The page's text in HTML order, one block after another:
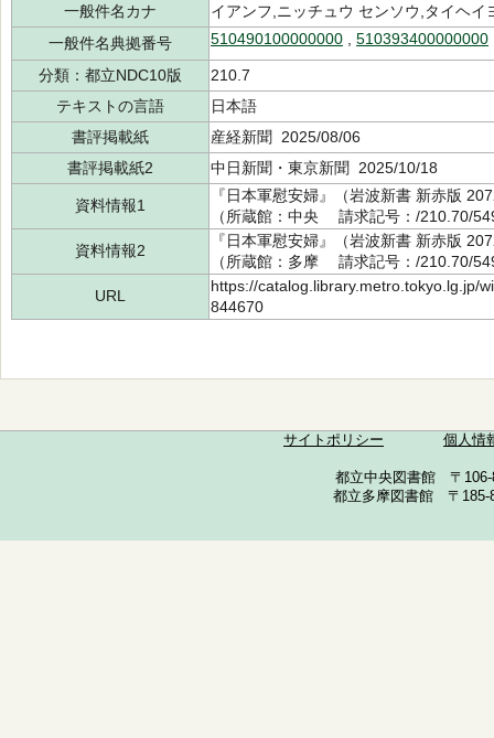
一般件名カナ
イアンフ,ニッチュウ センソウ,タイヘイ
一般件名典拠番号
510490100000000 510393400000000
分類：都立NDC10版
210.7
テキストの言語
日本語
書評掲載紙
産経新聞 2025/08/06
書評掲載紙2
中日新聞・東京新聞 2025/10/18
資料情報1
『日本軍慰安婦』（岩波新書 新赤
（所蔵館：中央 請求記号：/210.70/
資料情報2
『日本軍慰安婦』（岩波新書 新赤
（所蔵館：多摩 請求記号：/210.70/
URL
https://catalog.library.metro.tokyo.lg.jp/
844670
サイトポリシー 個人情
都立中央図書館 〒
都立多摩図書館 〒185-